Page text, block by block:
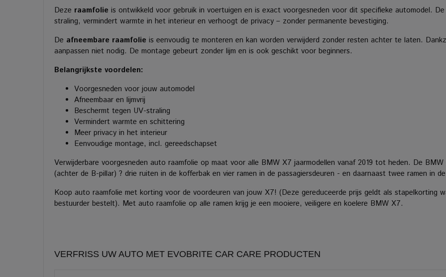
Deze raamfolie is ontwikkeld voor gebruik in voertuigen en is exact voorgesneden voor dit specifieke automodel.
straling, vermindert warmte in het interieur en verhoogt de privacy – zonder permanente bevestiging.
De afneembare raamfolie is eenvoudig te monteren en kan worden verwijderd zonder resten achter te laten.
aanpassen niet nodig. De montage gebeurt zonder lijm en is ook geschikt voor beginners.
Belangrijkste voordelen:
Voorgesneden voor jouw automodel
Afneembaar en lijmvrij
Beschermt tegen UV-straling
Vermindert warmte en schittering
Meer privacy in het interieur
Eenvoudige montage, incl. gereedschapset
Verwijderbare voorgesneden auto raamfolie op maat voor alle BMW X7 jaarmodellen vanaf 2019 tot heden. De
(achter de B-pillar) ? drie ruiten in de kofferbak en vier ramen in de passagiersdeuren - en daarnaast twee ramen in
Koop auto raamfolie met korting voor de voordeuren van jouw X7! (Deze gereduceerde prijs geldt als stapelkorting
bestuurder bestelt). Met auto raamfolie op alle ramen krijg je een mooiere, veiligere en koelere BMW X7.
VERFRISS UW AUTO MET EVOBRITE CAR CARE PRODUCTEN